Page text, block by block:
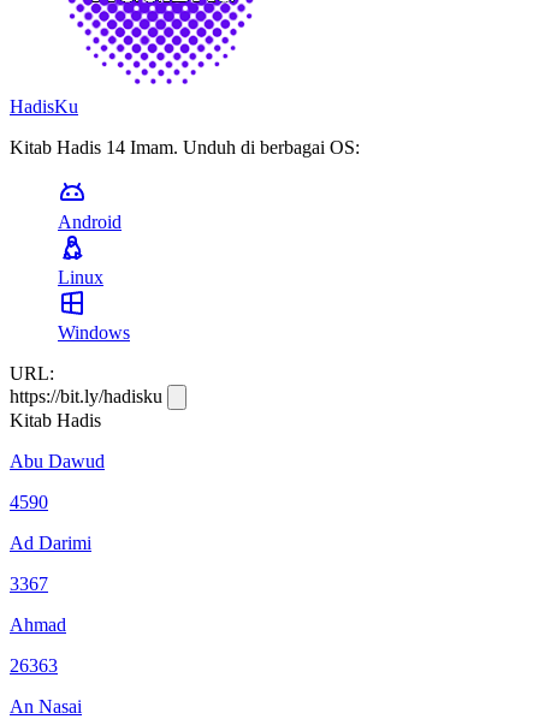
HadisKu
Kitab Hadis 14 Imam. Unduh di berbagai OS:
Android
Linux
Windows
URL:
https://bit.ly/hadisku
Kitab Hadis
Abu Dawud
4590
Ad Darimi
3367
Ahmad
26363
An Nasai